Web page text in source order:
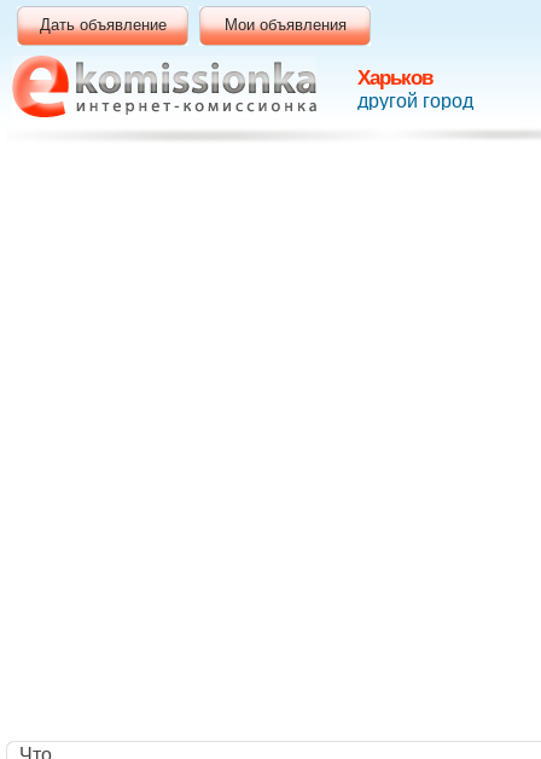
Харьков
другой город
Дать объявление Мои объявления
Что